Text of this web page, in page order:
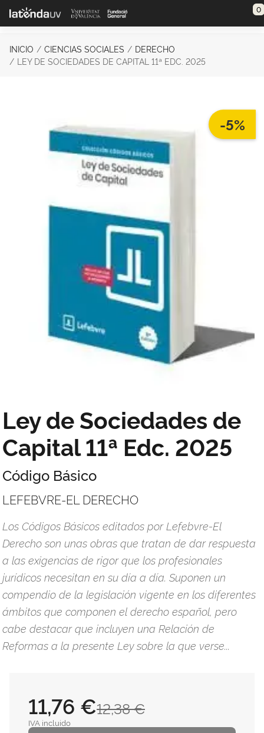
Saltar al contenido principal 0
INICIO CIENCIAS SOCIALES
DERECHO
LEY DE SOCIEDADES DE CAPITAL 11ª EDC. 2025
-5%
Ley de Sociedades de
Capital 11ª Edc. 2025
Código Básico
LEFEBVRE-EL DERECHO
Los Códigos Básicos editados por Lefebvre-El
Derecho son unas obras que tratan de dar respuesta
a las exigencias de rigor que los profesionales
jurídicos necesitan en su día a día. Suponen un
compendio de la legislación vigente en los diferentes
ámbitos que componen el derecho español, pero
cabe destacar que incluyen una Relación de
Reformas a la presente Ley sobre la que verse...
12,38 €
11,76 €
IVA incluido